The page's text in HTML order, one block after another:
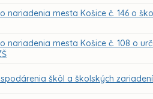
nariadenia mesta Košice č. 146 o
nariadenia mesta Košice č. 108 o
škôl a školských zariadení